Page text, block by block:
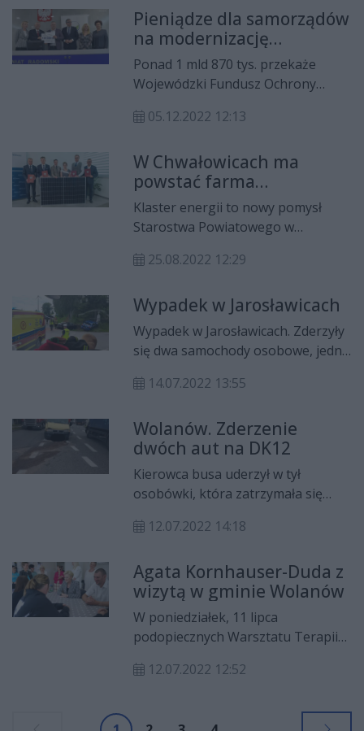
- mówi sierż. szt. Kamil Warda z
radomskiej policji. Droga w
kierunku Krakowa jest
zablokowana.
Pieniądze dla samorządów
na modernizację
oświetlenia
Ponad 1 mld 870 tys. przekaże
Wojewódzki Fundusz Ochrony
na działania związane z
otrzyma 20 gmin z regionu
radomskiego.
05.12.2022 12:13
W Chwałowicach ma
powstać farma
odnawialnych źródeł
energii
Klaster energii to nowy pomysł
Starostwa Powiatowego w
przyłączyły się także cztery gminy z
energia dla jednostek samorządu
terytorialnego z odnawialnych
źródeł energii.
25.08.2022 12:29
Wypadek w Jarosławicach
Wypadek w Jarosławicach. Zderzyły
się dwa samochody osobowe, jedna
pojeździe.
14.07.2022 13:55
Wolanów. Zderzenie
dwóch aut na DK12
Kierowca busa uderzył w tył
osobówki, która zatrzymała się
Sprawca dostał mandat.
12.07.2022 14:18
Agata Kornhauser-Duda z
wizytą w gminie Wolanów
W poniedziałek, 11 lipca
podopiecznych Warsztatu Terapii
Przyjaciół Młodocina Większego i
"Pozytywni" odwiedziła Agata
12.07.2022 12:52